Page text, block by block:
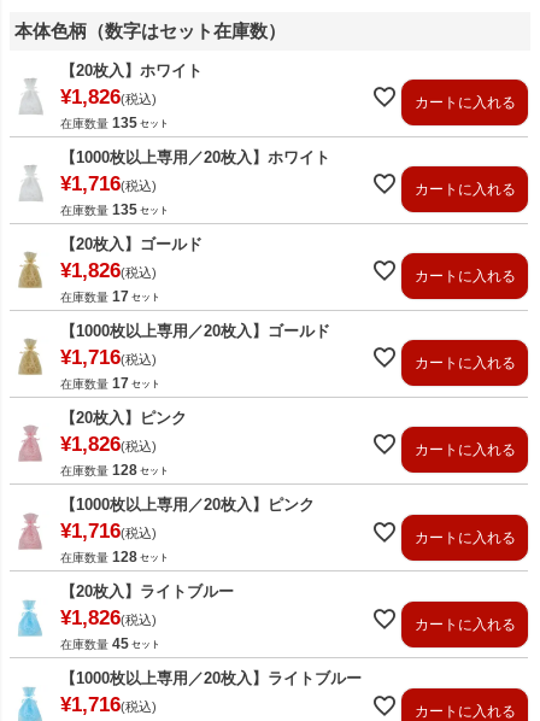
本体色柄（数字はセット在庫数）
【20枚入】ホワイト
¥1,826 税込
在庫数量 135
カートに入れる
【1000枚以上専用／20枚入】ホワイト
¥1,716 税込
在庫数量 135
カートに入れる
【20枚入】ゴールド
¥1,826 税込
在庫数量 17
カートに入れる
【1000枚以上専用／20枚入】ゴールド
¥1,716 税込
在庫数量 17
カートに入れる
【20枚入】ピンク
¥1,826 税込
在庫数量 128
カートに入れる
【1000枚以上専用／20枚入】ピンク
¥1,716 税込
在庫数量 128
カートに入れる
【20枚入】ライトブルー
¥1,826 税込
在庫数量 45
カートに入れる
【1000枚以上専用／20枚入】ライトブルー
¥1,716 税込 カートに入れる